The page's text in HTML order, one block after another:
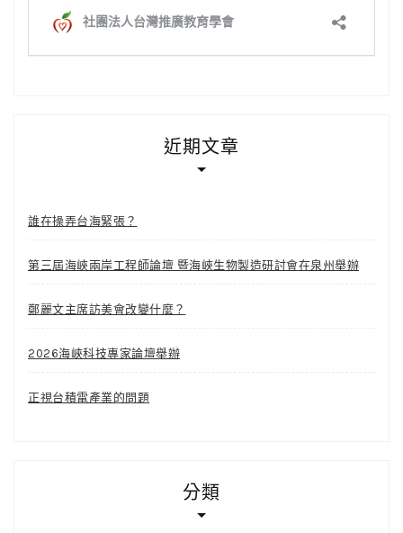
近期文章
誰在操弄台海緊張？
第三屆海峽兩岸工程師論壇 暨海峽生物製造研討會在泉州舉辦
鄭麗文主席訪美會改變什麼？
2026海峽科技專家論壇舉辦
正視台積電產業的問題
分類